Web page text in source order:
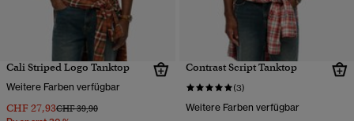
Cali Striped Logo Tanktop
Weitere Farben verfügbar
CHF 27,93Preis wurde reduziert von
CHF 39,90bis
Contrast Script Tanktop
(3)
Weitere Farben verfügbar